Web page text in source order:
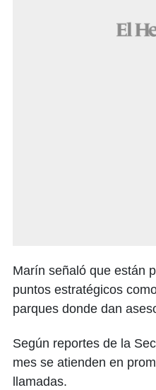
Marín señaló que están
puntos estratégicos
parques donde dan
Según reportes de la
mes se atienden en
llamadas.